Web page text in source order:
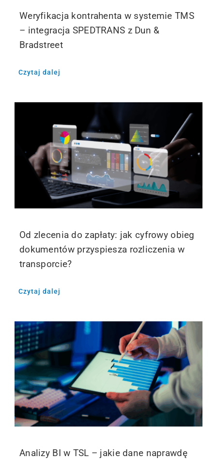
Weryfikacja kontrahenta w systemie TMS
– integracja SPEDTRANS z Dun &
Bradstreet
Czytaj dalej
Od zlecenia do zapłaty: jak cyfrowy obieg
dokumentów przyspiesza rozliczenia w
transporcie?
Czytaj dalej
Analizy BI w TSL – jakie dane naprawdę